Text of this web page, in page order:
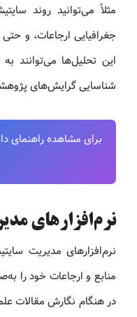
مثلاً می‌توانید روند
جغرافیایی ارجاعات، و
این تحلیل‌ها می‌توانند
شناسایی گرایش‌های
برای مشاهده راهنمای
نرم‌افزارهای
نرم‌افزارهای مدیریت
منابع و ارجاعات خود را
در هنگام نگارش مقالات